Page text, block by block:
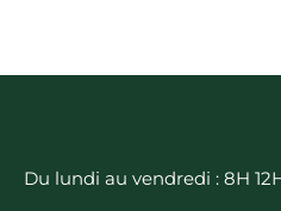
Du lundi au vendredi : 8H